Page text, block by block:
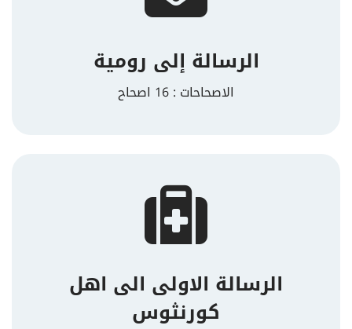
الرسالة إلى رومية
الاصحاحات : 16 اصحاح
الرسالة الاولى الى اهل
كورنثوس